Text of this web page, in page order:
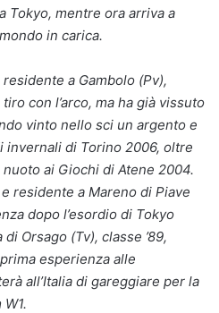
Tokyo, mentre ora arriva a
in carica.
a Gambolo (Pv),
con l’arco, ma ha già vissuto
vinto nello sci un argento e
invernali di Torino 2006, oltre
ai Giochi di Atene 2004.
residente a Mareno di Piave
dopo l’esordio di Tokyo
di Orsago (Tv), classe ’89,
esperienza alle
all’Italia di gareggiare per la